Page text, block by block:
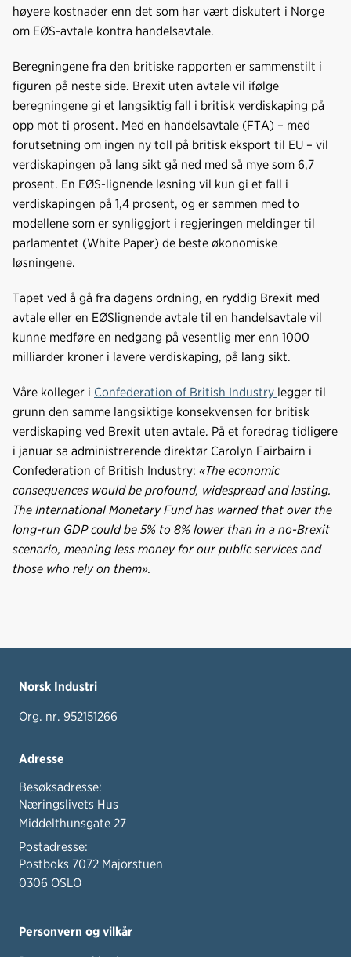
høyere kostnader enn det som har vært diskutert i Norge
om EØS-avtale kontra handelsavtale.
Beregningene fra den britiske rapporten er sammenstilt i
figuren på neste side. Brexit uten avtale vil ifølge
beregningene gi et langsiktig fall i britisk verdiskaping på
opp mot ti prosent. Med en handelsavtale (FTA) – med
forutsetning om ingen ny toll på britisk eksport til EU – vil
verdiskapingen på lang sikt gå ned med så mye som 6,7
prosent. En EØS-lignende løsning vil kun gi et fall i
verdiskapingen på 1,4 prosent, og er sammen med to
modellene som er synliggjort i regjeringen meldinger til
parlamentet (White Paper) de beste økonomiske
løsningene.
Tapet ved å gå fra dagens ordning, en ryddig Brexit med
avtale eller en EØSlignende avtale til en handelsavtale vil
kunne medføre en nedgang på vesentlig mer enn 1000
milliarder kroner i lavere verdiskaping, på lang sikt.
Våre kolleger i Confederation of British Industry legger til
grunn den samme langsiktige konsekvensen for britisk
verdiskaping ved Brexit uten avtale. På et foredrag tidligere
i januar sa administrerende direktør Carolyn Fairbairn i
Confederation of British Industry: «The economic
consequences would be profound, widespread and lasting.
The International Monetary Fund has warned that over the
long-run GDP could be 5% to 8% lower than in a no-Brexit
scenario, meaning less money for our public services and
those who rely on them».
Norsk Industri
Org. nr. 952151266
Adresse
Besøksadresse:
Næringslivets Hus
Middelthunsgate 27
Postadresse:
Postboks 7072 Majorstuen
0306 OSLO
Personvern og vilkår